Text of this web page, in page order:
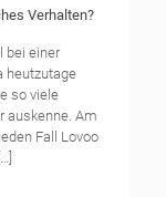
Verhalten?
bei einer
heutzutage
so viele
auskenne. Am
Fall Lovoo
[…]